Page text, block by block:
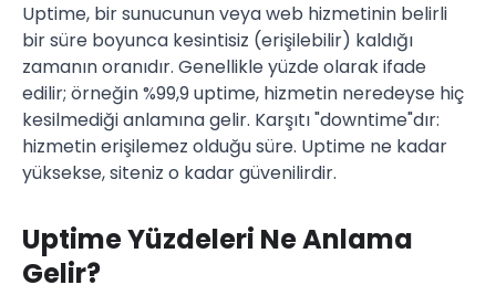
Uptime, bir sunucunun veya web hizmetinin belirli
bir süre boyunca kesintisiz (erişilebilir) kaldığı
zamanın oranıdır. Genellikle yüzde olarak ifade
edilir; örneğin %99,9 uptime, hizmetin neredeyse hiç
kesilmediği anlamına gelir. Karşıtı "downtime"dır:
hizmetin erişilemez olduğu süre. Uptime ne kadar
yüksekse, siteniz o kadar güvenilirdir.
Uptime Yüzdeleri Ne Anlama
Gelir?